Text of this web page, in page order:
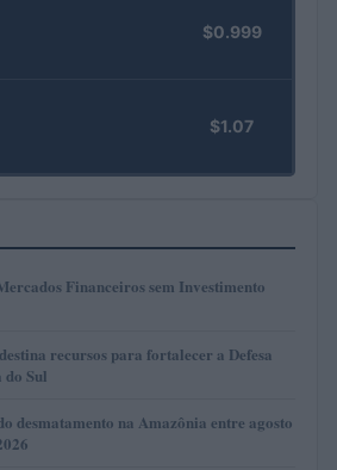
$0.999
$1.07
Financeiros sem Investimento
recursos para fortalecer a Defesa
Sul
desmatamento na Amazônia entre agosto